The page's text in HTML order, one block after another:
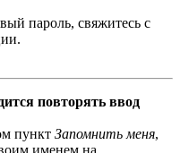
пароль, свяжитесь с
повторять ввод
пункт Запомнить меня,
именем на